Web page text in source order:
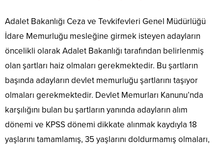
Adalet Bakanlığı Ceza ve Tevkifevleri Genel Müdürlüğü
İdare Memurluğu mesleğine girmek isteyen adayların
öncelikli olarak Adalet Bakanlığı tarafından belirlenmiş
olan şartları haiz olmaları gerekmektedir. Bu şartların
başında adayların devlet memurluğu şartlarını taşıyor
olmaları gerekmektedir. Devlet Memurları Kanunu’nda
karşılığını bulan bu şartların yanında adayların alım
dönemi ve KPSS dönemi dikkate alınmak kaydıyla 18
yaşlarını tamamlamış, 35 yaşlarını doldurmamış olmaları,